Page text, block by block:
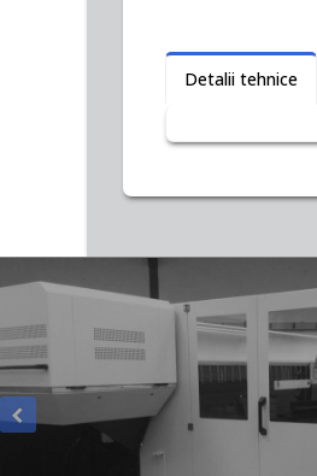
Detalii tehnice